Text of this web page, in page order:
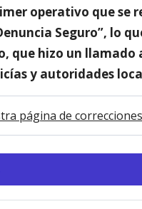
operativo que se
Seguro”, lo
que hizo un llamado
y autoridades
página de correcciones